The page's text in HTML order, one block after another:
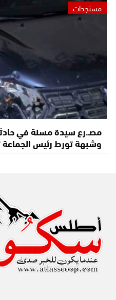
مستجدات
مصـ.رع سيدة مسنة في
وشبهة تورط رئيس